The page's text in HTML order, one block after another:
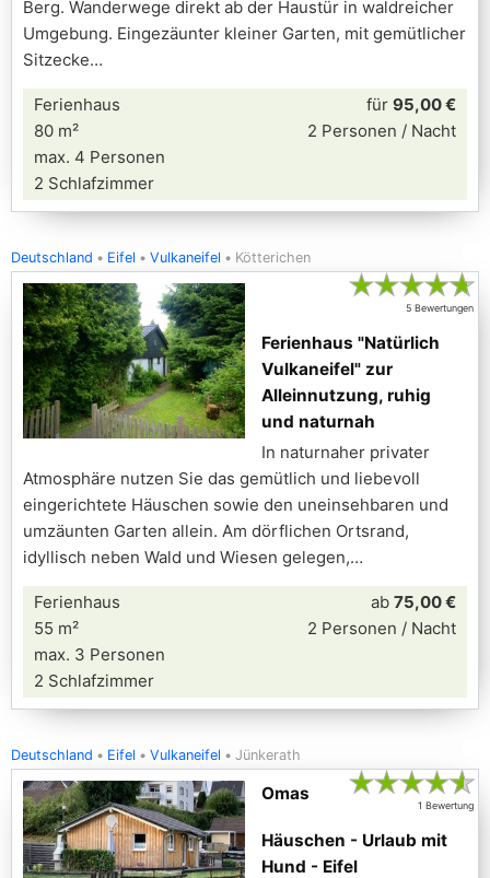
Berg. Wanderwege direkt ab der Haustür in waldreicher
Umgebung. Eingezäunter kleiner Garten, mit gemütlicher
Sitzecke
Ferienhaus
80 m²
max. 4 Personen
2 Schlafzimmer
für 95,00 €
2 Personen / Nacht
Deutschland Eifel Vulkaneifel Kötterichen
★★★★★
5 Bewertungen
Ferienhaus "Natürlich
Vulkaneifel" zur
Alleinnutzung, ruhig
und naturnah
In naturnaher privater
Atmosphäre nutzen Sie das gemütlich und liebevoll
eingerichtete Häuschen sowie den uneinsehbaren und
umzäunten Garten allein. Am dörflichen Ortsrand,
idyllisch neben Wald und Wiesen gelegen,
Ferienhaus
55 m²
max. 3 Personen
2 Schlafzimmer
ab 75,00 €
2 Personen / Nacht
Deutschland Eifel Vulkaneifel Jünkerath
★★★★★
1 Bewertung
Omas
Häuschen - Urlaub mit
Hund - Eifel